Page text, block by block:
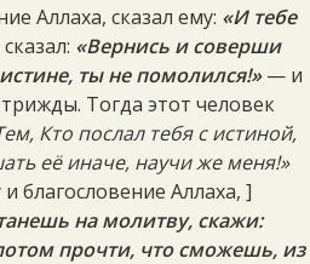
Аллаха, сказал ему: «И тебе
«Вернись и соверши
ты не помолился!»— и
Тогда этот человек
Кто послал тебя с истиной,
её иначе, научи же меня!»
благословение Аллаха, ]
на молитву, скажи:
прочти, что сможешь, из